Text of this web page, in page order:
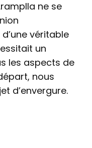
ne se
véritable
un
les aspects de
nous
d’envergure.